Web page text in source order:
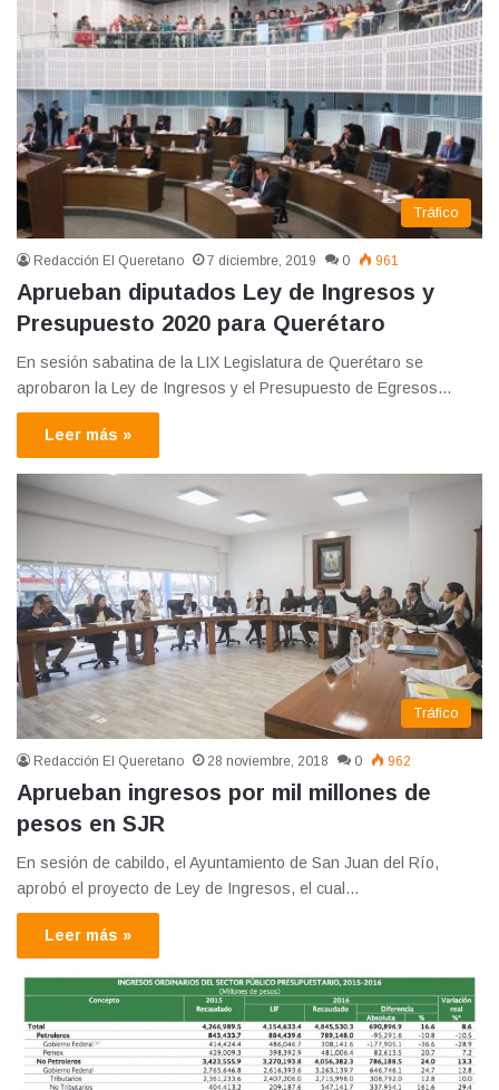
Tráfico
Redacción El Queretano 7 diciembre, 2019 0 961
Aprueban diputados Ley de Ingresos y
Presupuesto 2020 para Querétaro
En sesión sabatina de la LIX Legislatura de Querétaro se
aprobaron la Ley de Ingresos y el Presupuesto de Egresos…
Leer más »
Tráfico
Redacción El Queretano 28 noviembre, 2018 0 962
Aprueban ingresos por mil millones de
pesos en SJR
En sesión de cabildo, el Ayuntamiento de San Juan del Río,
aprobó el proyecto de Ley de Ingresos, el cual…
Leer más »